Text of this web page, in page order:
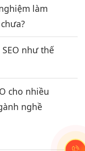
làm
như thế
cho nhiều
nghề